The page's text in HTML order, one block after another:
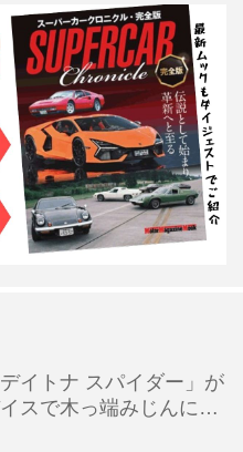
イトナ スパイダー」が
スで木っ端みじんにな